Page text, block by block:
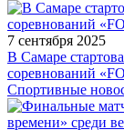
7 сентября 2025
В Самаре
соревнований
Спортивные